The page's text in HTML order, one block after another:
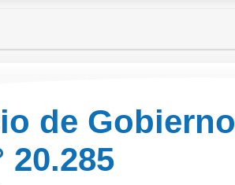
de
20.285